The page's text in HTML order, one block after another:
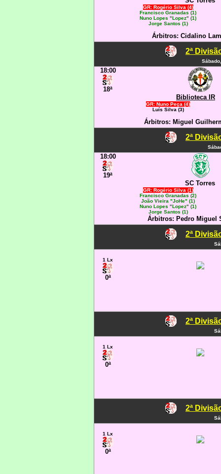
GR: Rogério Silva (4)
Francisco Granadas (1)
Nuno Lopes "Lopez" (1)
Jorge Santos (1)
Árbitros: Cidalino
2ª
18:00
18ª
Biblioteca IR
GR: Nuno Peça (4)
Luís Silva (3)
Árbitros: Miguel
2ª
18:00
19ª
SC Torres
GR: Rogério Silva (1)
Francisco Granadas (2)
João Vieira "JoHe" (1)
Nuno Lopes "Lopez" (1)
Jorge Santos (1)
Árbitros: Pedro Miguel
2ª
1 Lx
0ª
2ª
1 Lx
0ª
2ª
1 Lx
0ª